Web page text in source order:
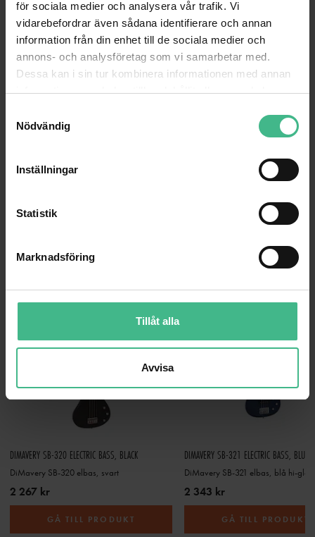
för sociala medier och analysera vår trafik. Vi
vidarebefordrar även sådana identifierare och annan
information från din enhet till de sociala medier och
annons- och analysföretag som vi samarbetar med.
Dessa kan i sin tur kombinera informationen med annan
information som du har tillhandahållit eller som de har
Nödvändig
Inställningar
Statistik
Marknadsföring
Tillåt alla
Avvisa
30 W gitarrförstärkare
1 819 kr
DIMAVERY SB-320 ELECTRIC BASS, BLACK
DiMavery SB-320 elbas, svart
2 267 kr
GÅ TILL PRODUKT
DIMAVERY SB-321 ELECTRIC BASS, BLUE
DiMavery SB-321 elbas, blå hi-
2 343 kr
GÅ TILL PRODUKT